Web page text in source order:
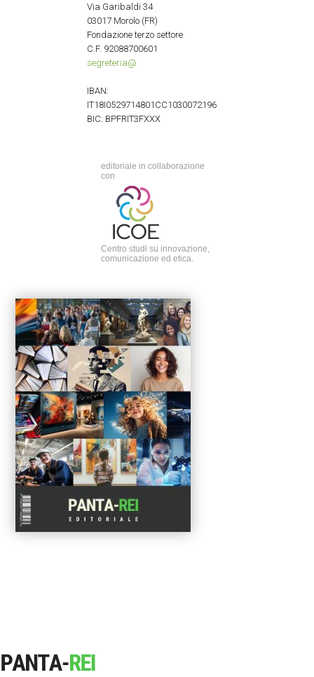
Via Garibaldi 34
03017 Morolo (FR)
Fondazione terzo settore
C.F. 92088700601
segreteria@
IBAN:
IT18I0529714801CC1030072196
BIC: BPFRIT3FXXX
editoriale in collaborazione
con
Centro studi su innovazione,
comunicazione ed etica.